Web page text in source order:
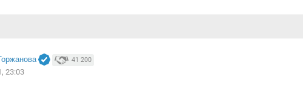
41 200
23:03